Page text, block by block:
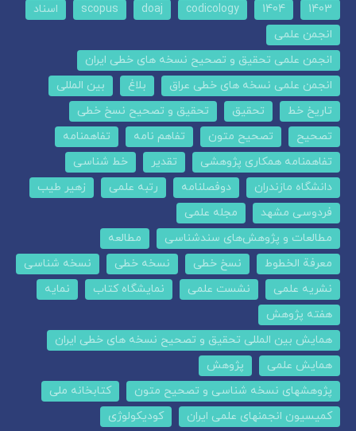
1403
1404
codicology
doaj
scopus
اسناد
انجمن علمی
انجمن علمی تحقیق و تصحیح نسخه های خطی ایران
انجمن علمی نسخه های خطی عراق
بلاغ
بین المللی
تاریخ خط
تحقیق
تحقیق و تصحیح نسخ خطی
تصحیح
تصحیح متون تفاهم نامه
تفاهمنامه
تفاهمنامه همکاری پژوهشی
تقدیر
خط شناسی
دانشگاه مازندران
دوفصلنامه رتبه علمی
زهیر طیب
فردوسی مشهد
مجله علمی
مطالعات و پژوهش‌های سندشناسی
مطالعه
معرفة الخطوط
نسخ خطی نسخه خطی
نسخه شناسی
نشریه علمی
نشست علمی نمایشگاه کتاب
نمایه
هفته پژوهش
همایش بین المللی تحقیق و تصحیح نسخه های خطی ایران
همایش علمی
پژوهش
پژوهشهای نسخه شناسی و تصحیح متون
کتابخانه ملی
کمیسیون انجمنهای علمی ایران
کودیکولوژی